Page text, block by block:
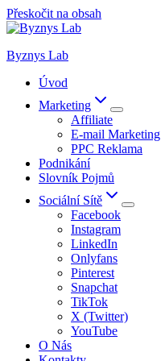
Přeskočit na obsah
Byznys Lab
Úvod
Marketing
Affiliate
E-mail Marketing
PPC Reklama
Podnikání
Slovník Pojmů
Sociální Sítě
Facebook
Instagram
LinkedIn
Onlyfans
Pinterest
Snapchat
TikTok
X (Twitter)
YouTube
O Nás